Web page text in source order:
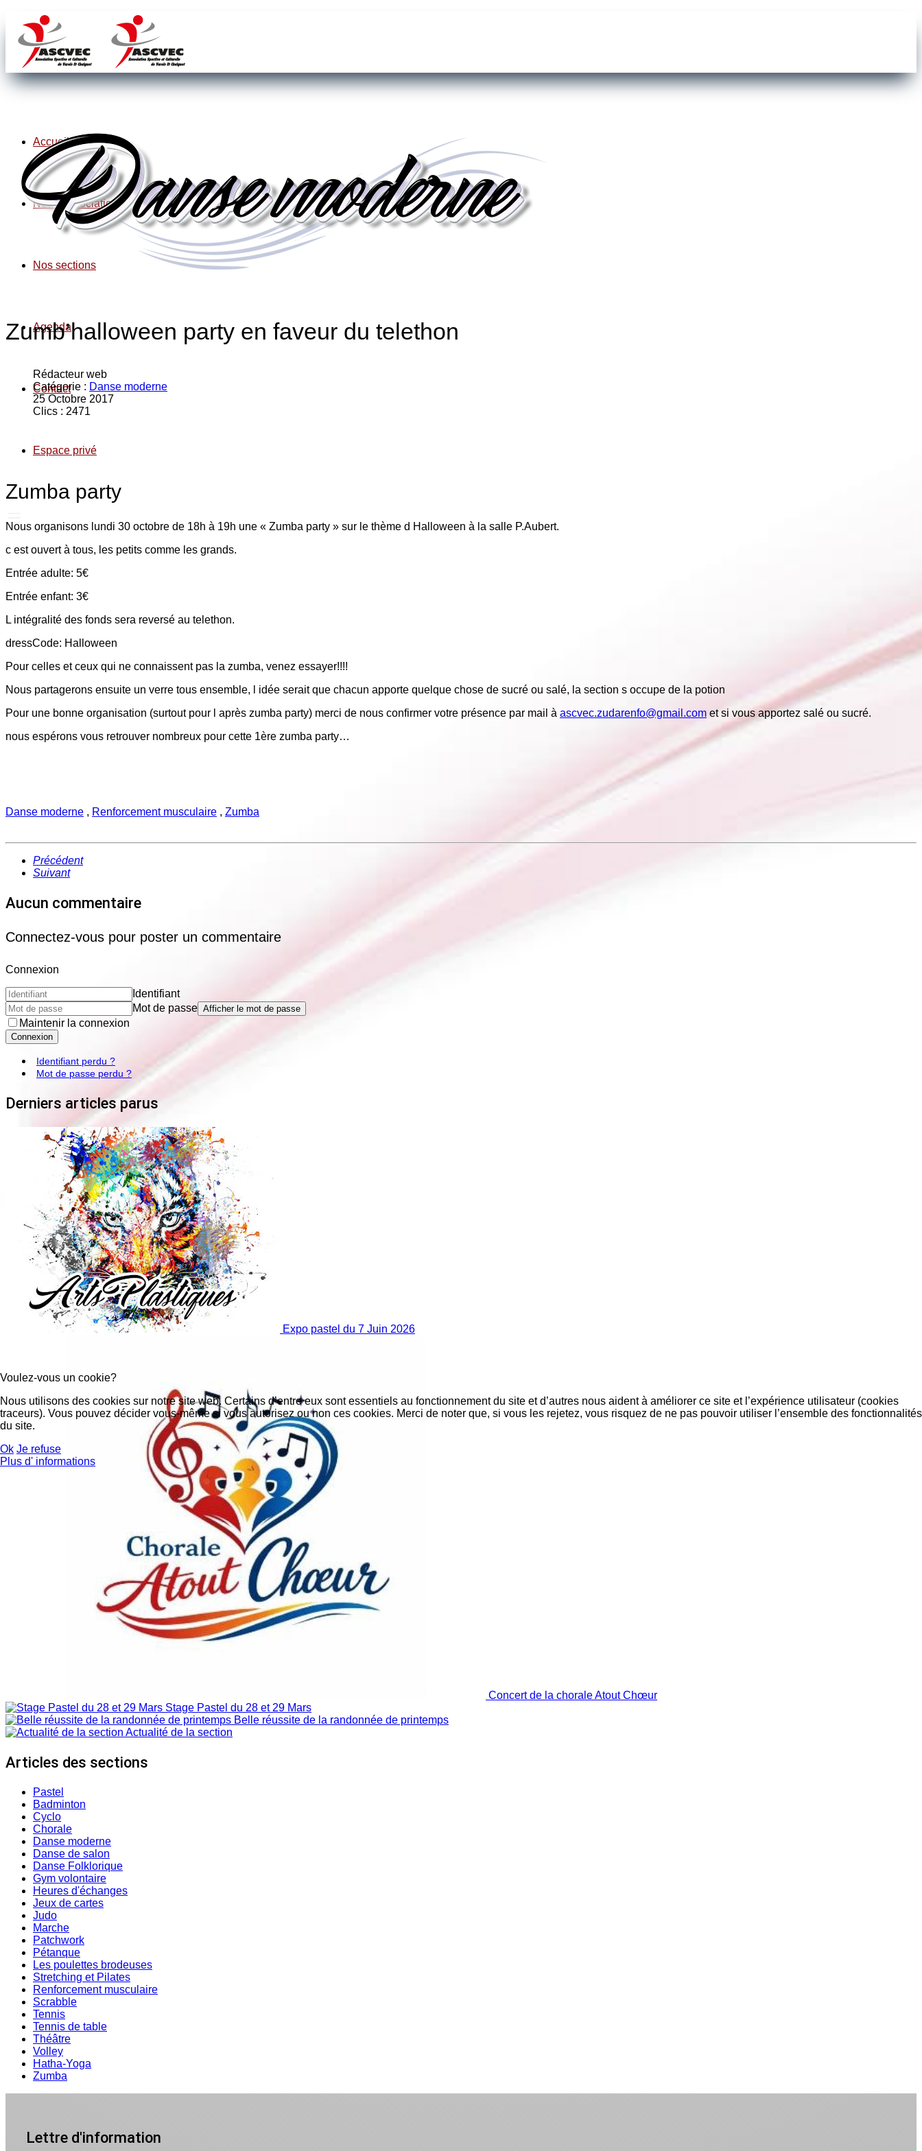
Accueil
Notre association
Nos sections
Agenda
Contact
Espace privé
Zumb’halloween party en faveur du telethon
Rédacteur web
Catégorie : Danse moderne
25 Octobre 2017
Clics : 2471
Zumba party
Nous organisons lundi 30 octobre de 18h à 19h une « Zumba party » sur le thème d Halloween à la salle P.Aubert.
c est ouvert à tous, les petits comme les grands.
Entrée adulte: 5€
Entrée enfant: 3€
L intégralité des fonds sera reversé au telethon.
dressCode: Halloween
Pour celles et ceux qui ne connaissent pas la zumba, venez essayer!!!!
Nous partagerons ensuite un verre tous ensemble, l idée serait que chacun apporte quelque chose de sucré ou salé, la section s occupe de la potion
Pour une bonne organisation (surtout pour l après zumba party) merci de nous confirmer votre présence par mail à ascvec.zudarenfo@gmail.com et si vous apportez salé ou sucré.
nous espérons vous retrouver nombreux pour cette 1ère zumba party…
Danse moderne , Renforcement musculaire , Zumba
Précédent
Suivant
Aucun commentaire
Connectez-vous pour poster un commentaire
Connexion
Identifiant
Mot de passe Afficher le mot de passe
Maintenir la connexion
Connexion
Identifiant perdu ?
Mot de passe perdu ?
Derniers articles parus
Expo pastel du 7 Juin 2026
Concert de la chorale Atout Chœur
Stage Pastel du 28 et 29 Mars
Belle réussite de la randonnée de printemps
Actualité de la section
Articles des sections
Pastel
Badminton
Cyclo
Chorale
Danse moderne
Danse de salon
Danse Folklorique
Gym volontaire
Heures d'échanges
Jeux de cartes
Judo
Marche
Patchwork
Pétanque
Les poulettes brodeuses
Stretching et Pilates
Renforcement musculaire
Scrabble
Tennis
Tennis de table
Théâtre
Volley
Hatha-Yoga
Zumba
Lettre d'information
Voulez-vous un cookie?
Nous utilisons des cookies sur notre site web. Certains d’entre eux sont essentiels au fonctionnement du site et d’autres nous aident à améliorer ce site et l’expérience utilisateur (cookies
traceurs). Vous pouvez décider vous-même si vous autorisez ou non ces cookies. Merci de noter que, si vous les rejetez, vous risquez de ne pas pouvoir utiliser l’ensemble des fonctionnalités
du site.
Ok Je refuse
Plus d' informations